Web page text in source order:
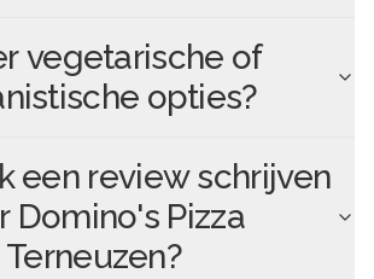
vegetarische of
opties?
een review schrijven
Domino's Pizza
Terneuzen?